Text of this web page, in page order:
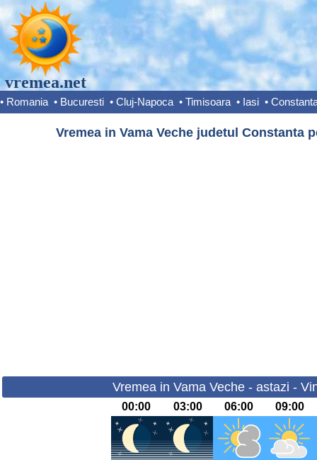
vremea.net
• Romania • Bucuresti • Cluj-Napoca • Timisoara • Iasi •
Vremea in Vama Veche judetul Constanta
Vremea in Vama Veche - astazi -
00:00 03:00 06:00 09:00